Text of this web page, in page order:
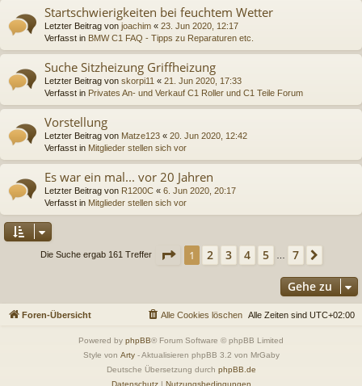
Startschwierigkeiten bei feuchtem Wetter
Letzter Beitrag von joachim « 23. Jun 2020, 12:17
Verfasst in BMW C1 FAQ - Tipps zu Reparaturen etc.
Suche Sitzheizung Griffheizung
Letzter Beitrag von skorpi11 « 21. Jun 2020, 17:33
Verfasst in Privates An- und Verkauf C1 Roller und C1 Teile Forum
Vorstellung
Letzter Beitrag von Matze123 « 20. Jun 2020, 12:42
Verfasst in Mitglieder stellen sich vor
Es war ein mal... vor 20 Jahren
Letzter Beitrag von R1200C « 6. Jun 2020, 20:17
Verfasst in Mitglieder stellen sich vor
Die Suche ergab 161 Treffer Seite 1 von 7
1 2 3 4 5 7
Gehe zu
Foren-Übersicht Alle Zeiten sind UTC+02:00
Alle Cookies löschen
Powered by phpBB® Forum Software © phpBB Limited
Style von Arty- Aktualisieren phpBB 3.2 von MrGaby
Deutsche Übersetzung durch phpBB.de
Datenschutz| Nutzungsbedingungen